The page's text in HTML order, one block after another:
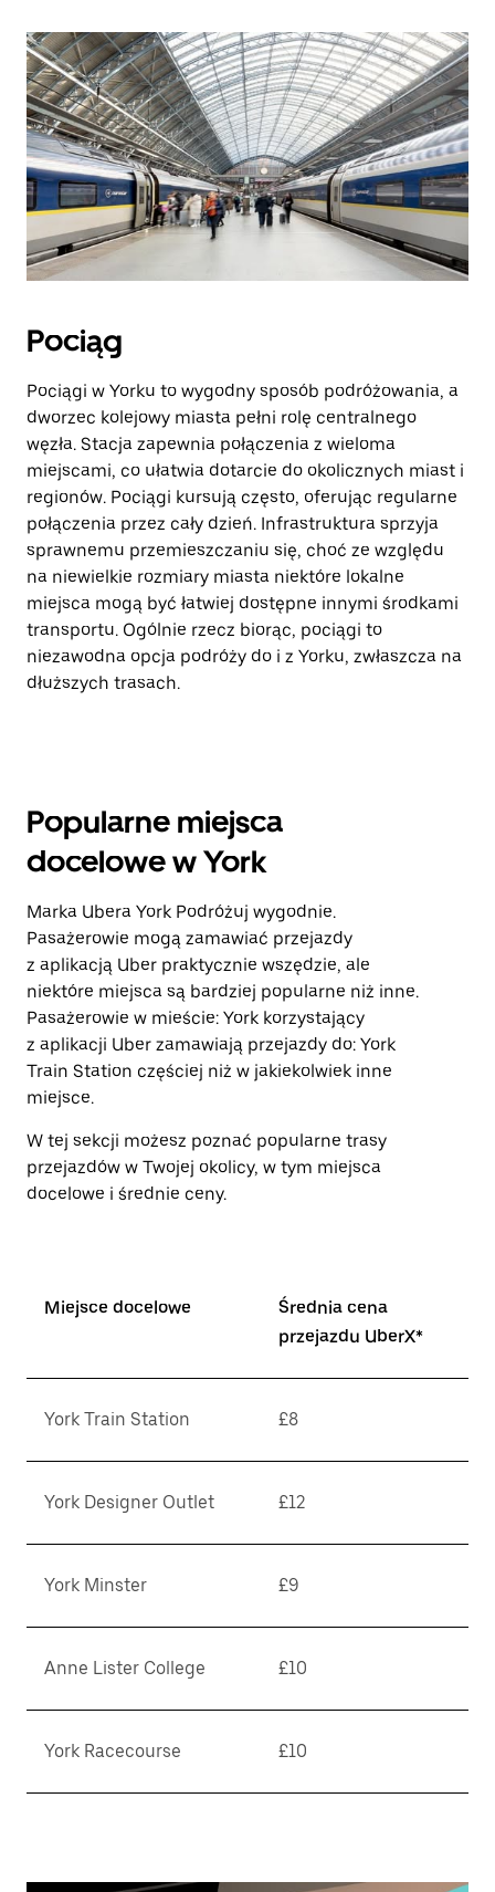
Pociąg
Pociągi w Yorku to wygodny sposób podróżowania, a
dworzec kolejowy miasta pełni rolę centralnego
węzła. Stacja zapewnia połączenia z wieloma
miejscami, co ułatwia dotarcie do okolicznych miast i
regionów. Pociągi kursują często, oferując regularne
połączenia przez cały dzień. Infrastruktura sprzyja
sprawnemu przemieszczaniu się, choć ze względu
na niewielkie rozmiary miasta niektóre lokalne
miejsca mogą być łatwiej dostępne innymi środkami
transportu. Ogólnie rzecz biorąc, pociągi to
niezawodna opcja podróży do i z Yorku, zwłaszcza na
dłuższych trasach.
Popularne miejsca
docelowe w York
Marka Ubera York Podróżuj wygodnie.
Pasażerowie mogą zamawiać przejazdy
z aplikacją Uber praktycznie wszędzie, ale
niektóre miejsca są bardziej popularne niż inne.
Pasażerowie w mieście: York korzystający
z aplikacji Uber zamawiają przejazdy do: York
Train Station częściej niż w jakiekolwiek inne
miejsce.
W tej sekcji możesz poznać popularne trasy
przejazdów w Twojej okolicy, w tym miejsca
docelowe i średnie ceny.
Miejsce docelowe
Średnia cena
przejazdu UberX*
York Train Station £8
York Designer Outlet £12
York Minster £9
Anne Lister College £10
York Racecourse £10